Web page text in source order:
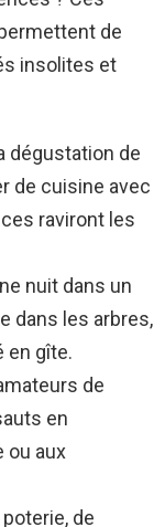
de
insolites et
dégustation de
de cuisine avec
raviront les
nuit dans un
dans les arbres,
en gîte.
de
en
ou aux
de